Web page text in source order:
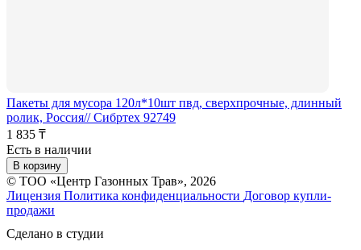
Пакеты для мусора 120л*10шт пвд, сверхпрочные, длинный
ролик, Россия// Сибртех 92749
1 835 ₸
Есть в наличии
В корзину
© ТОО «Центр Газонных Трав», 2026
Лицензия Политика конфиденциальности Договор купли-
продажи
Сделано в студии